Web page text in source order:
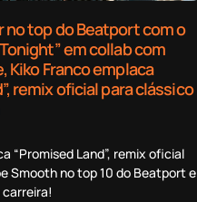
no top do Beatport com o
em collab com
Kiko Franco emplaca
remix oficial para clássico
“Promised Land”, remix oficial
Smooth no top 10 do Beatport e